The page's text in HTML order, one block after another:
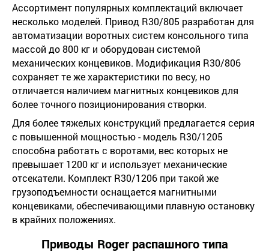
Ассортимент популярных комплектаций включает
несколько моделей. Привод R30/805 разработан для
автоматизации воротных систем консольного типа
массой до 800 кг и оборудован системой
механических концевиков. Модификация R30/806
сохраняет те же характеристики по весу, но
отличается наличием магнитных концевиков для
более точного позиционирования створки.
Для более тяжелых конструкций предлагается серия
с повышенной мощностью - модель R30/1205
способна работать с воротами, вес которых не
превышает 1200 кг и использует механические
отсекатели. Комплект R30/1206 при такой же
грузоподъемности оснащается магнитными
концевиками, обеспечивающими плавную остановку
в крайних положениях.
Приводы Roger распашного типа